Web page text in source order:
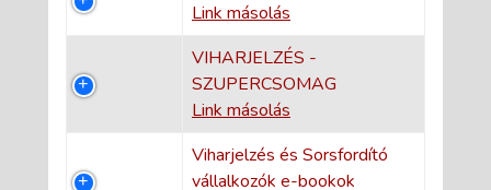
Link másolás
VIHARJELZÉS -
SZUPERCSOMAG
Link másolás
Viharjelzés és Sorsfordító
vállalkozók e-bookok